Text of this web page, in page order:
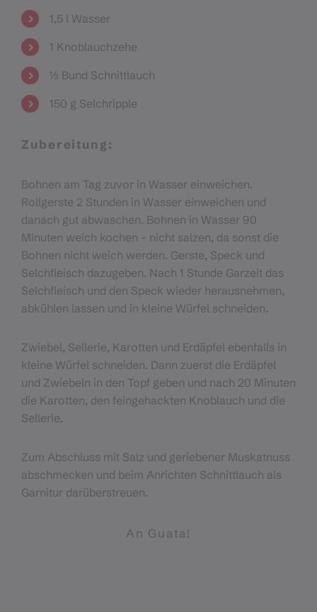
1,5 l Wasser
1 Knoblauchzehe
½ Bund Schnittlauch
150 g Selchripple
Zubereitung:
Bohnen am Tag zuvor in Wasser einweichen.
Rollgerste 2 Stunden in Wasser einweichen und
danach gut abwaschen. Bohnen in Wasser 90
Minuten weich kochen – nicht salzen, da sonst die
Bohnen nicht weich werden. Gerste, Speck und
Selchfleisch dazugeben. Nach 1 Stunde Garzeit das
Selchfleisch und den Speck wieder herausnehmen,
abkühlen lassen und in kleine Würfel schneiden.
Zwiebel, Sellerie, Karotten und Erdäpfel ebenfalls in
kleine Würfel schneiden. Dann zuerst die Erdäpfel
und Zwiebeln in den Topf geben und nach 20 Minuten
die Karotten, den feingehackten Knoblauch und die
Sellerie.
Zum Abschluss mit Salz und geriebener Muskatnuss
abschmecken und beim Anrichten Schnittlauch als
Garnitur darüberstreuen.
An Guata!